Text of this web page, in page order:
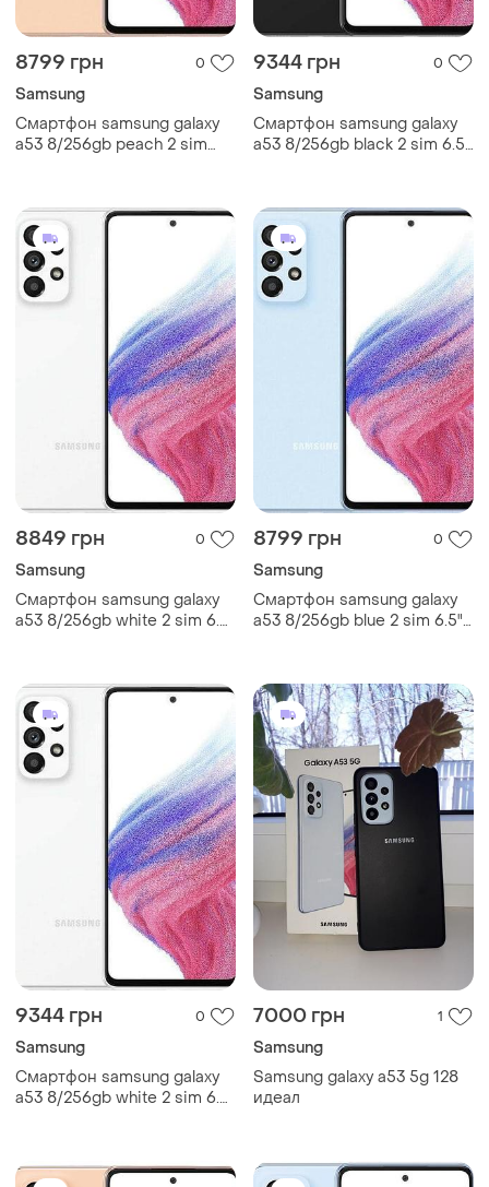
8799 грн 0
Samsung
Смартфон samsung galaxy
a53 8/256gb peach 2 sim
9344 грн 0
Samsung
Смартфон samsung galaxy
a53 8/256gb black 2 sim 6.5"
8849 грн 0
Samsung
Смартфон samsung galaxy
a53 8/256gb white 2 sim 6.5"
8799 грн 0
Samsung
Смартфон samsung galaxy
a53 8/256gb blue 2 sim 6.5"
9344 грн 0
Samsung
Смартфон samsung galaxy
a53 8/256gb white 2 sim 6.5"
7000 грн 1
Samsung
Samsung galaxy a53 5g 128
идеал